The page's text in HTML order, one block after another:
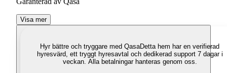
Visa mer
Hyr bättre och tryggare med QasaDetta hem har en verifierad
hyresvärd, ett tryggt hyresavtal och dedikerad support 7 dagar i
veckan. Alla betalningar hanteras genom oss.